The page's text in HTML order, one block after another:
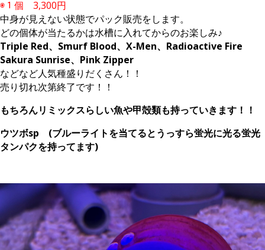
◉１個 3,300円
中身が見えない状態でパック販売をします。
どの個体が当たるかは水槽に入れてからのお楽しみ♪
Triple Red、Smurf Blood、X-Men、Radioactive Fire
Sakura Sunrise、Pink Zipper
などなど人気種盛りだくさん！！
売り切れ次第終了です！！
もちろんリミックスらしい魚や甲殻類も持っていきます！！
ウツボsp (ブルーライトを当てるとうっすら蛍光に光る蛍光
タンパクを持ってます)